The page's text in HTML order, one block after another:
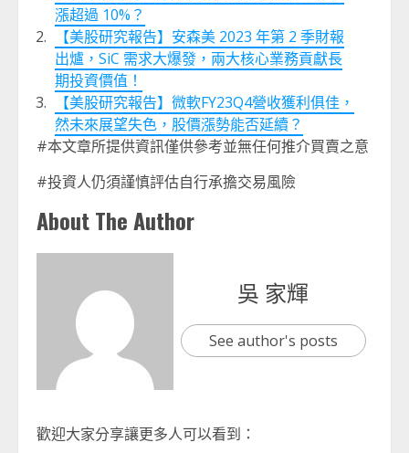
漲超過 10%？
【美股研究報告】安森美 2023 年第 2 季財報
出爐，SiC 需求大爆發，兩大核心業務貢獻長
期投資價值！
【美股研究報告】微軟FY23Q4營收獲利俱佳，
然未來展望失色，股價漲勢能否延續？
#本文章所提供資訊僅供參考並無任何推介買賣之意
#投資人仍須謹慎評估自行承擔交易風險
About The Author
吳 家輝
See author's posts
歡迎大家分享讓更多人可以看到：